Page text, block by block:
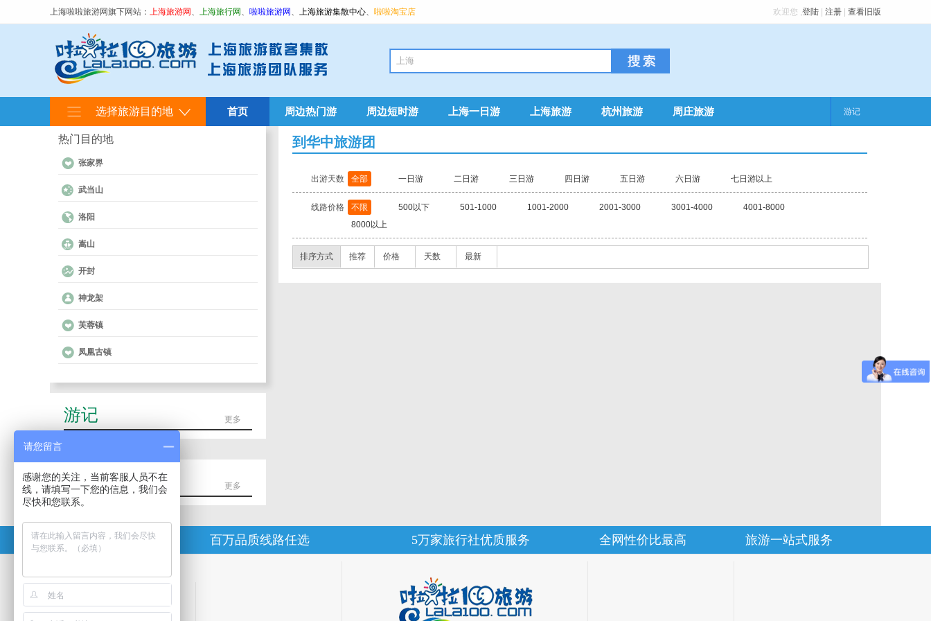
上海啦啦旅游网旗下网站： 上海旅游网 、 上海旅行网 、 啦啦旅游网 、 上海旅游集散中心、 啦啦淘宝店 欢迎您 ,登陆 注册 查看旧版
选择旅游目的地 首页 周边热门游 周边短时游 上海一日游 上海旅游 杭州旅游 周庄旅游 游记
热门目的地
张家界
武当山
洛阳
嵩山
开封
神龙架
芙蓉镇
凤凰古镇
游记 更多
新闻 更多
到华中旅游团
出游天数 全部 一日游 二日游 三日游 四日游 五日游 六日游 七日游以上
线路价格 不限 500以下 501-1000 1001-2000 2001-3000 3001-4000
4001-8000
8000以上
排序方式 推荐 价格 天数 最新
为什么选择啦啦 百万品质线路任选 5万家旅行社优质服务 全网性价比最高 旅游一站式服务
请您留言
感谢您的关注，当前客服人员不在
线，请填写一下您的信息，我们会
尽快和您联系。